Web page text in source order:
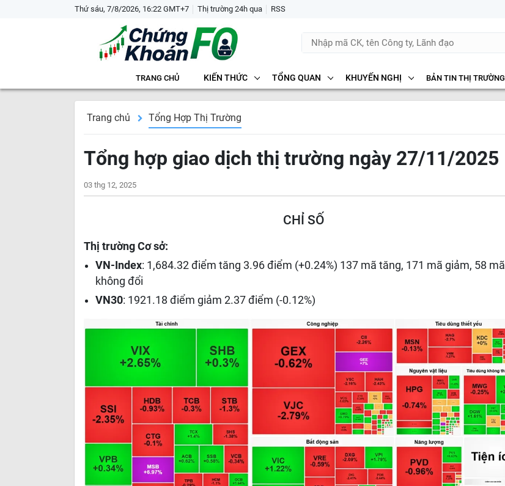
Thứ sáu, 7/8/2026, 16:22 GMT+7 Thị trường 24h qua RSS
TRANG CHỦ KIẾN THỨC TỔNG QUAN KHUYẾN NGHỊ BẢN TIN THỊ TRƯỜNG
Trang chủ Tổng Hợp Thị Trường
Tổng hợp giao dịch thị trường ngày 27/11/2025
03 thg 12, 2025
CHỈ SỐ
Thị trường Cơ sở:
VN-Index: 1,684.32 điểm tăng 3.96 điểm (+0.24%) 137 mã tăng, 171 mã giảm, 58 mã
không đổi
VN30: 1921.18 điểm giảm 2.37 điểm (-0.12%)